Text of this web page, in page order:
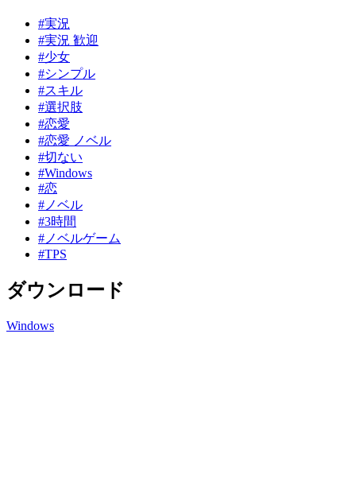
#実況
#実況 歓迎
#少女
#シンプル
#スキル
#選択肢
#恋愛
#恋愛 ノベル
#切ない
#Windows
#恋
#ノベル
#3時間
#ノベルゲーム
#TPS
ダウンロード
Windows